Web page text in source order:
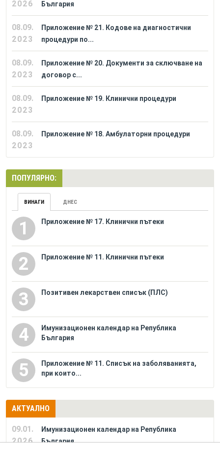
2026
България
08.09.
2023
Приложение № 21. Кодове на диагностични
процедури по...
08.09.
2023
Приложение № 20. Документи за сключване на
договор с...
08.09.
2023
Приложение № 19. Клинични процедури
08.09.
2023
Приложение № 18. Амбулаторни процедури
ПОПУЛЯРНО:
ВИНАГИ ДНЕС
1 Приложение № 17. Клинични пътеки
2 Приложение № 11. Клинични пътеки
3 Позитивен лекарствен списък (ПЛС)
4
Имунизационен календар на Република
България
5
Приложение № 11. Списък на заболяванията,
при които...
АКТУАЛНО
09.01.
2026
Имунизационен календар на Република
България